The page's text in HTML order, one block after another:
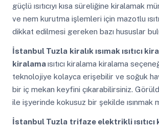
güçlü ısıtıcıyı kısa süreliğine kiralamak
ve nem kurutma işlemleri için mazotlu
dikkat edilmesi gereken bazı hususlar
İstanbul Tuzla kiralık ısımak ısıtıcı
kiralamaısıtıcı kiralama kiralama
teknolojiye kolayca erişebilir ve soğuk
bir iç mekan keyfini çıkarabilirsiniz.
ile işyerinde kokusuz bir şekilde ısınmak
İstanbul Tuzla trifaze elektrikli ısıtıcı